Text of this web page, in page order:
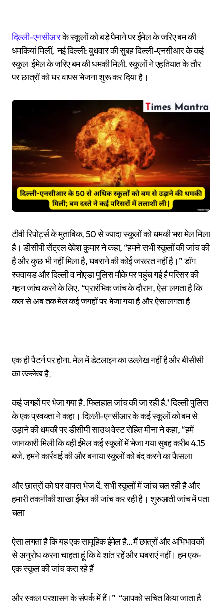
दिल्ली-एनसीआरके स्कूलों को बड़े पैमाने पर ईमेल के जरिए बम की
धमकियां मिलीं, नई दिल्ली: बुधवार की सुबह दिल्ली-एनसीआर के कई
स्कूल ईमेल के जरिए बम की धमकी मिली. स्कूलों ने एहतियात के तौर
पर छात्रों को घर वापस भेजना शुरू कर दिया है।
टीवी रिपोर्ट्स के मुताबिक, 50 से ज्यादा स्कूलों को धमकी भरा मेल मिला
है। डीसीपी सेंट्रल देवेश कुमार ने कहा, “हमने सभी स्कूलों की जांच की
है और कुछ भी नहीं मिला है, घबराने की कोई जरूरत नहीं है।” डॉग
स्क्वायड और दिल्ली व नोएडा पुलिस मौके पर पहुंच गई है परिसर की
गहन जांच करने के लिए. “प्रारंभिक जांच के दौरान, ऐसा लगता है कि
कल से अब तक मेल कई जगहों पर भेजा गया है और ऐसा लगता है
एक ही पैटर्न पर होना. मेल में डेटलाइन का उल्लेख नहीं है और बीसीसी
का उल्लेख है,
कई जगहों पर भेजा गया है. फिलहाल जांच की जा रही है.” दिल्ली पुलिस
के एक प्रवक्ता ने कहा। दिल्ली-एनसीआर के कई स्कूलों को बम से
उड़ाने की धमकी पर डीसीपी साउथ वेस्ट रोहित मीना ने कहा, “हमें
जानकारी मिली कि वही ईमेल कई स्कूलों में भेजा गया सुबह करीब 4.15
बजे. हमने कार्रवाई की और बनाया स्कूलों को बंद करने का फैसला
और छात्रों को घर वापस भेज दें. सभी स्कूलों में जांच चल रही है और
हमारी तकनीकी शाखा ईमेल की जांच कर रही है। शुरुआती जांच में पता
चला
ऐसा लगता है कि यह एक सामूहिक ईमेल है…मैं छात्रों और अभिभावकों
से अनुरोध करना चाहता हूं कि वे शांत रहें और घबराएं नहीं। हम एक-
एक स्कूल की जांच करा रहे हैं
और स्कूल प्रशासन के संपर्क में हैं।” “आपको सूचित किया जाता है